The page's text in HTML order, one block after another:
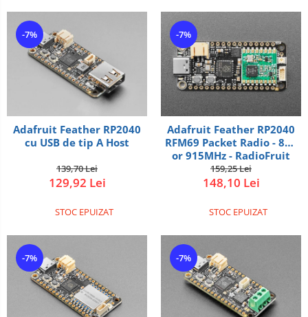
-7%
Adafruit Feather RP2040
cu USB de tip A Host
139,70 Lei
129,92 Lei
STOC EPUIZAT
-7%
Adafruit Feather RP2040
RFM69 Packet Radio - 868
or 915MHz - RadioFruit
and STEMMA QT
159,25 Lei
148,10 Lei
STOC EPUIZAT
-7% -7%